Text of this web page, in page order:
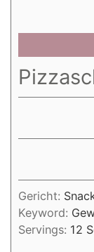
Gericht:
Keyword:
Servings: 12